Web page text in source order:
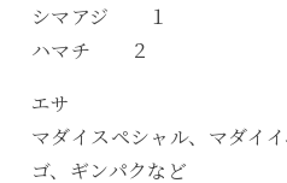
シマアジ １
ハマチ ２
エサ
マダイスペシャル、マダイ
ゴ、ギンパクなど